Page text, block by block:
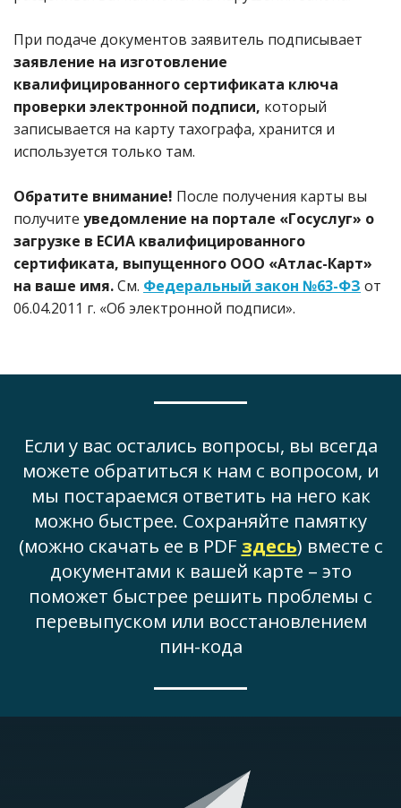
При подаче документов заявитель подписывает
заявление на изготовление
квалифицированного сертификата ключа
проверки электронной подписи, который
записывается на карту тахографа, хранится и
используется только там.
Обратите внимание! После получения карты вы
получите уведомление на портале «Госуслуг» о
загрузке в ЕСИА квалифицированного
сертификата, выпущенного ООО «Атлас-Карт»
на ваше имя.См. Федеральный закон №63-ФЗ от
06.04.2011 г. «Об электронной подписи».
Если у вас остались вопросы, вы всегда
можете обратиться к нам с вопросом, и
мы постараемся ответить на него как
можно быстрее. Сохраняйте памятку
(можно скачать ее в PDF здесь) вместе с
документами к вашей карте – это
поможет быстрее решить проблемы с
перевыпуском или восстановлением
пин-кода